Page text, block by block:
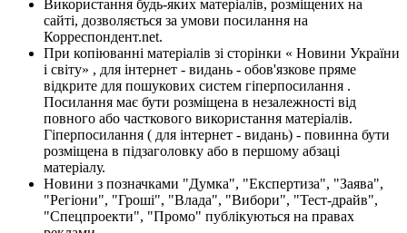
Використання будь-яких матеріалів, розміщених на
сайті, дозволяється за умови посилання на
Корреспондент.net.
При копіюванні матеріалів зі сторінки « Новини України
і світу» , для інтернет - видань - обов'язкове пряме
відкрите для пошукових систем гіперпосилання .
Посилання має бути розміщена в незалежності від
повного або часткового використання матеріалів.
Гіперпосилання ( для інтернет - видань) - повинна бути
розміщена в підзаголовку або в першому абзаці
матеріалу.
Новини з позначками "Думка", "Експертиза", "Заява",
"Регіони", "Гроші", "Влада", "Вибори", "Тест-драйв",
"Спецпроекти", "Промо" публікуються на правах